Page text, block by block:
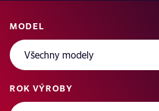
MODEL
ROK VÝROBY